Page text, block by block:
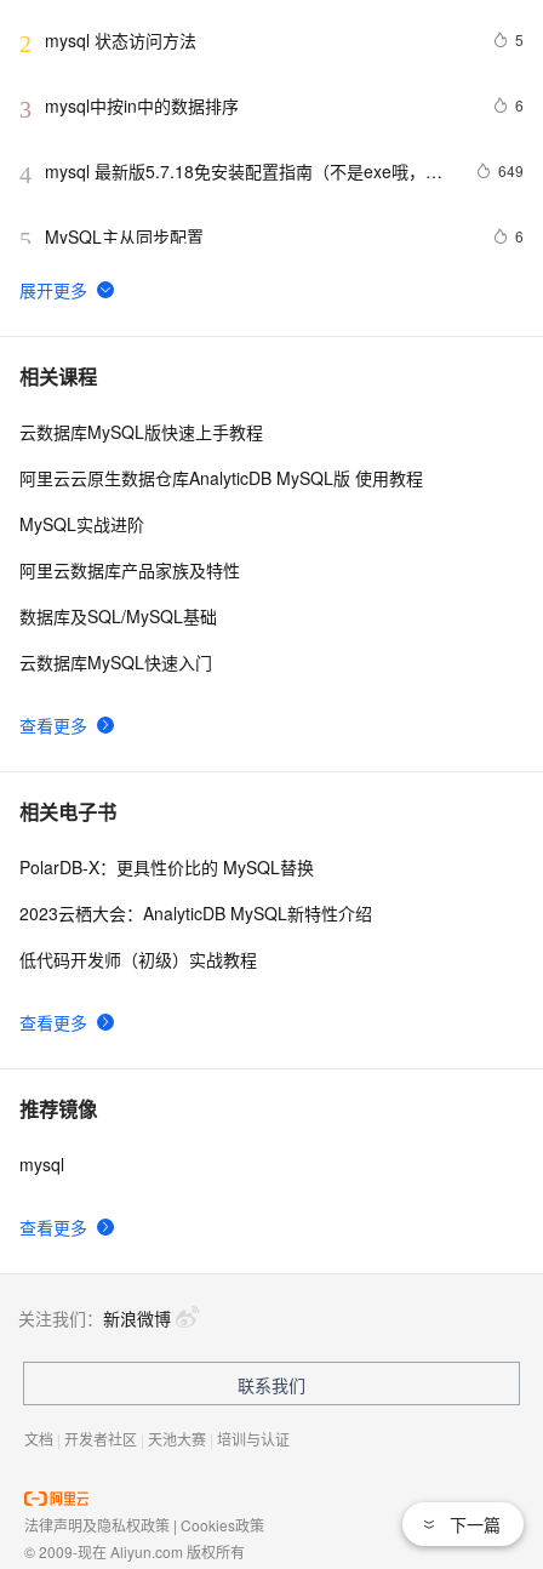
2 mysql 状态访问方法 5
3 mysql中按in中的数据排序 6
4 mysql 最新版5.7.18免安装配置指南（不是exe哦，下
649
5 MySQL主从同步配置 6
6 PostgreSQL\MySQL比较
7 Mysql笔记--常用命令
8 MySQL调优
10mysql表修复脚本
相关课程
查看更多
云数据库MySQL版快速上手教程
阿里云云原生数据仓库AnalyticDB MySQL版 使用教程
MySQL实战进阶
阿里云数据库产品家族及特性
数据库及SQL/MySQL基础
云数据库MySQL快速入门
相关电子书
查看更多
PolarDB-X：更具性价比的 MySQL替换
2023云栖大会：AnalyticDB MySQL新特性介绍
低代码开发师（初级）实战教程
推荐镜像
查看更多
mysql
下一篇
关注我们： 新浪微博
联系我们
文档 | 开发者社区 | 天池大赛 | 培训与认证
法律声明及隐私权政策 | Cookies政策
© 2009-现在 Aliyun.com 版权所有